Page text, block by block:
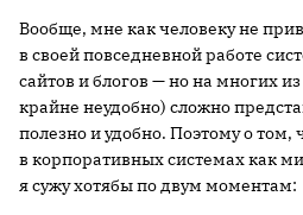
Вообще, мне как человеку не
в своей повседневной работе
сайтов и блогов — но на многих
крайне неудобно) сложно
полезно и удобно. Поэтому о том,
в корпоративных системах как
я сужу хотябы по двум моментам: